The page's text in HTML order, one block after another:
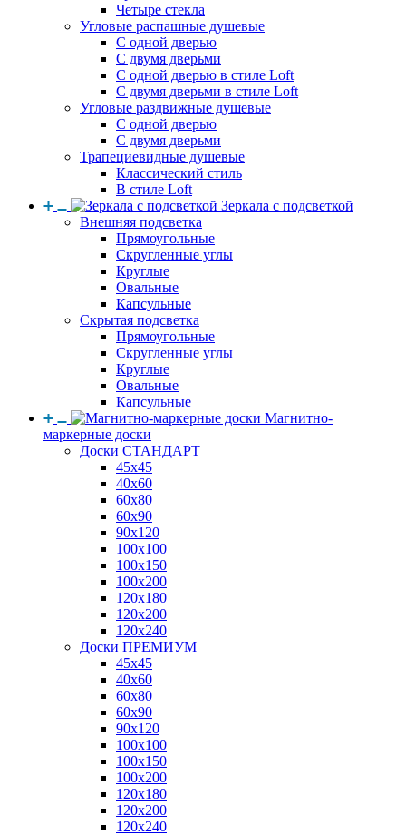
Четыре стекла
Угловые распашные душевые
С одной дверью
С двумя дверьми
С одной дверью в стиле Loft
С двумя дверьми в стиле Loft
Угловые раздвижные душевые
С одной дверью
С двумя дверьми
Трапециевидные душевые
Классический стиль
В стиле Loft
Зеркала с подсветкой
Внешняя подсветка
Прямоугольные
Скругленные углы
Круглые
Овальные
Капсульные
Скрытая подсветка
Прямоугольные
Скругленные углы
Круглые
Овальные
Капсульные
Магнитно-
маркерные доски
Доски СТАНДАРТ
45x45
40x60
60x80
60x90
90x120
100x100
100x150
100x200
120x180
120x200
120x240
Доски ПРЕМИУМ
45x45
40x60
60x80
60x90
90x120
100x100
100x150
100x200
120x180
120x200
120x240